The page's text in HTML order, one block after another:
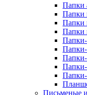
Папки
Папки
Папки
Папки
Папки-
Письменые